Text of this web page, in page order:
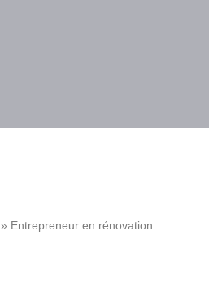
» Entrepreneur en rénovation